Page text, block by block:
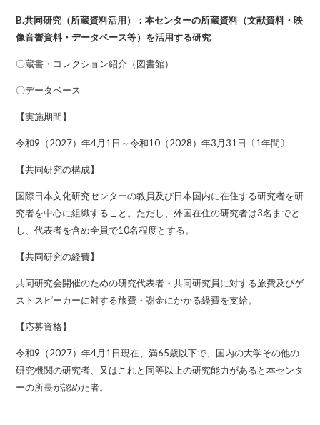
B.共同研究（所蔵資料活用）：本センターの所蔵資料（文献資料・映
像音響資料・データベース等）を活用する研究
〇蔵書・コレクション紹介（図書館）
〇データベース
【実施期間】
令和9（2027）年4月1日～令和10（2028）年3月31日〔1年間〕
【共同研究の構成】
国際日本文化研究センターの教員及び日本国内に在住する研究者を研
究者を中心に組織すること。ただし、外国在住の研究者は3名までと
し、代表者を含め全員で10名程度とする。
【共同研究の経費】
共同研究会開催のための研究代表者・共同研究員に対する旅費及びゲ
ストスピーカーに対する旅費・謝金にかかる経費を支給。
【応募資格】
令和9（2027）年4月1日現在、満65歳以下で、国内の大学その他の
研究機関の研究者、又はこれと同等以上の研究能力があると本センタ
ーの所長が認めた者。